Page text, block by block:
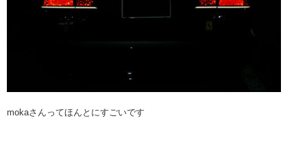
mokaさんってほんとにすごいです